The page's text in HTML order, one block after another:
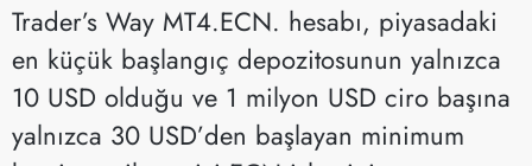
Trader’s Way MT4.ECN. hesabı, piyasadaki
en küçük başlangıç depozitosunun yalnızca
10 USD olduğu ve 1 milyon USD ciro başına
yalnızca 30 USD’den başlayan minimum